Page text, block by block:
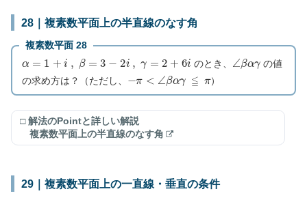
28｜複素数平面上の半直線のなす角
複素数平面 28
+ , β= − , + i のとき、 ∠ β
の値
の求め方は？（ただし、
β αγ π ）
□ 解法のPointと詳しい解説
複素数平面上の半直線のなす角
29｜複素数平面上の一直線・垂直の条件